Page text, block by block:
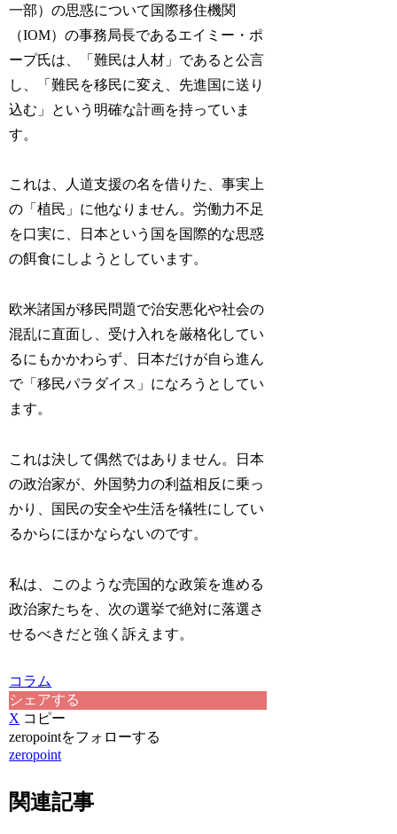
一部）の思惑について国際移住機関
（IOM）の事務局長であるエイミー・ポ
ープ氏は、「難民は人材」であると公言
し、「難民を移民に変え、先進国に送り
込む」という明確な計画を持っていま
す。
これは、
人道支援の名を借りた、事実上
の「植民」 に他なりません。労働力不足
を口実に、日本という国を国際的な思惑
の餌食にしようとしています。
欧米諸国が移民問題で治安悪化や社会の
混乱に直面し、受け入れを厳格化してい
るにもかかわらず、日本だけが自ら進ん
で「移民パラダイス」になろうとしてい
ます。
これは決して偶然ではありません。日本
の政治家が、外国勢力の利益相反に乗っ
かり、国民の安全や生活を犠牲にしてい
るからにほかならないのです。
私は、このような売国的な政策を進める
政治家たちを、次の選挙で絶対に落選さ
せるべきだと強く訴えます。
コラム
シェアする
X コピー
zeropointをフォローする
zeropoint
関連記事